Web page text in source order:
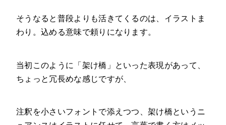
そうなると普段よりも活きてくるのは、イラストま
わり。込める意味で頼りになります。
当初このように「架け橋」といった表現があって、
ちょっと冗長めな感じですが、
注釈を小さいフォントで添えつつ、架け橋というニ